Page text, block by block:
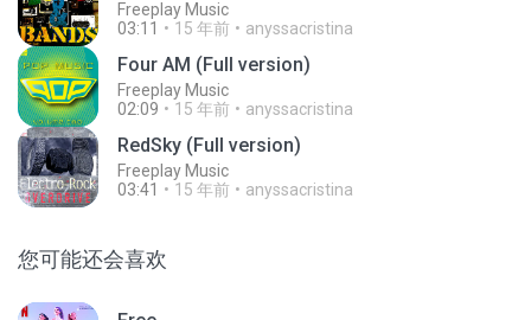
Freeplay Music
03:11
15 年前 anyssacristina
Four AM (Full version)
Freeplay Music
02:09
15 年前 anyssacristina
RedSky (Full version)
Freeplay Music
03:41
15 年前 anyssacristina
您可能还会喜欢